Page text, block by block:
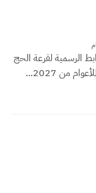
الرسمية لقرعة الحج
من 2027...